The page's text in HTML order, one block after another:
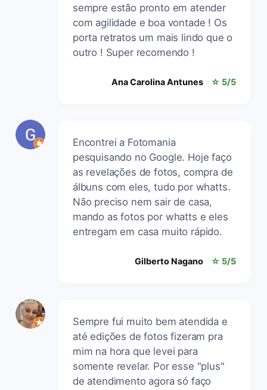
sempre estão pronto em atender
com agilidade e boa vontade ! Os
porta retratos um mais lindo que o
outro ! Super recomendo !
Ana Carolina Antunes ☆ 5/5
Encontrei a Fotomania
pesquisando no Google. Hoje faço
as revelações de fotos, compra de
álbuns com eles, tudo por whatts.
Não preciso nem sair de casa,
mando as fotos por whatts e eles
entregam em casa muito rápido.
Gilberto Nagano ☆ 5/5
Sempre fui muito bem atendida e
até edições de fotos fizeram pra
mim na hora que levei para
somente revelar. Por esse "plus"
de atendimento agora só faço